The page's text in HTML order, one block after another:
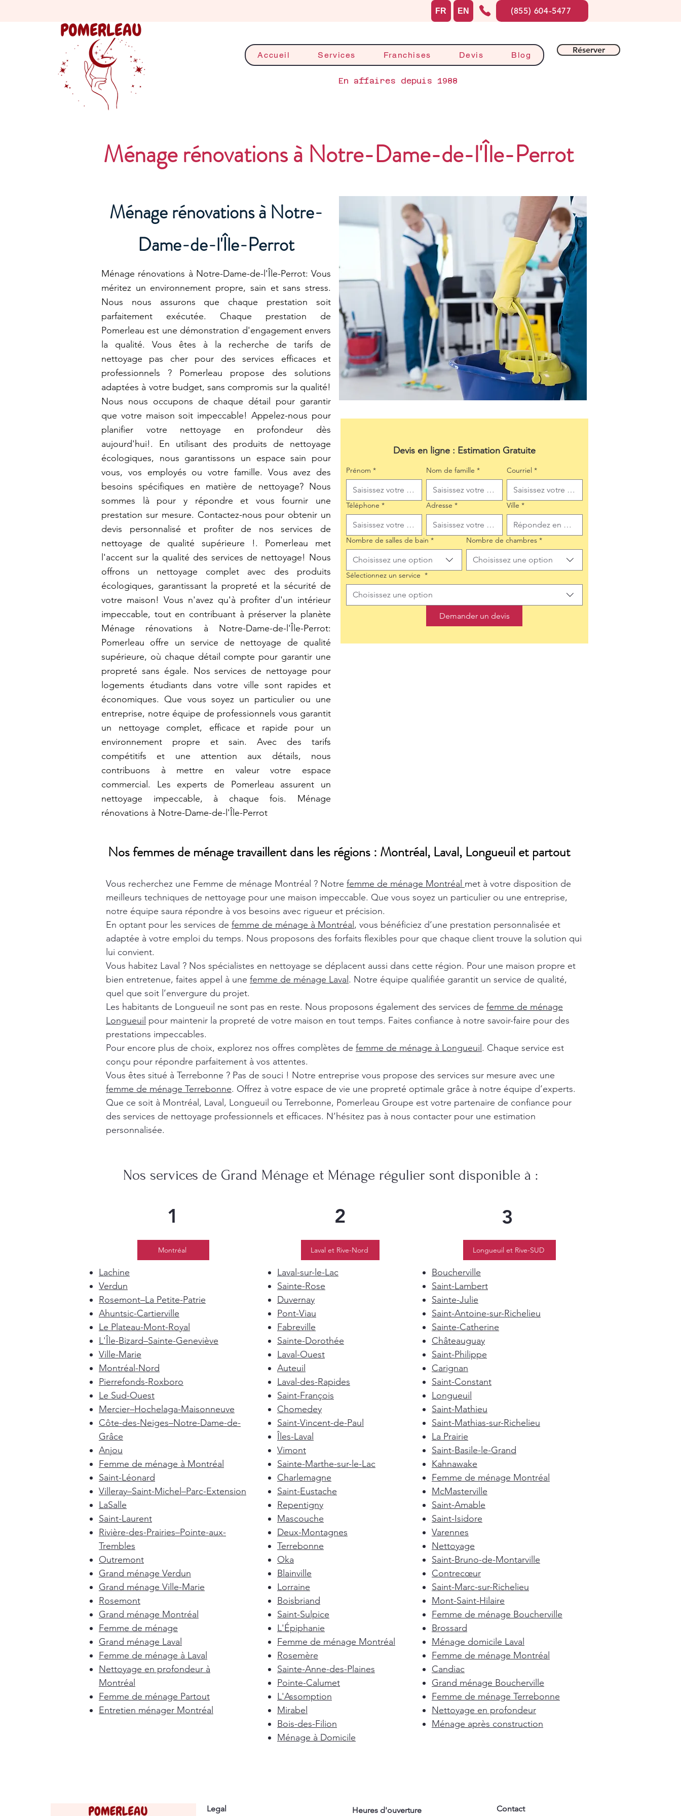
Accueil Services Franchises Devis Blog
Réserver
En affaires depuis 1988
FR EN (855) 604-5477
Ménage rénovations à Notre-Dame-de-l'Île-Perrot
Ménage rénovations à Notre-
Dame-de-l'Île-Perrot
Ménage rénovations à Notre-Dame-de-l'Île-Perrot: Vous
méritez un environnement propre, sain et sans stress.
Nous nous assurons que chaque prestation soit
parfaitement exécutée. Chaque prestation de
Pomerleau est une démonstration d'engagement envers
la qualité. Vous êtes à la recherche de tarifs de
nettoyage pas cher pour des services efficaces et
professionnels ? Pomerleau propose des solutions
adaptées à votre budget, sans compromis sur la qualité!
Nous nous occupons de chaque détail pour garantir
que votre maison soit impeccable! Appelez-nous pour
planifier votre nettoyage en profondeur dès
aujourd'hui!. En utilisant des produits de nettoyage
écologiques, nous garantissons un espace sain pour
vous, vos employés ou votre famille. Vous avez des
besoins spécifiques en matière de nettoyage? Nous
sommes là pour y répondre et vous fournir une
prestation sur mesure. Contactez-nous pour obtenir un
devis personnalisé et profiter de nos services de
nettoyage de qualité supérieure !. Pomerleau met
l'accent sur la qualité des services de nettoyage! Nous
offrons un nettoyage complet avec des produits
écologiques, garantissant la propreté et la sécurité de
votre maison! Vous n'avez qu'à profiter d'un intérieur
impeccable, tout en contribuant à préserver la planète
Ménage rénovations à Notre-Dame-de-l'Île-Perrot:
Pomerleau offre un service de nettoyage de qualité
supérieure, où chaque détail compte pour garantir une
propreté sans égale. Nos services de nettoyage pour
logements étudiants dans votre ville sont rapides et
économiques. Que vous soyez un particulier ou une
entreprise, notre équipe de professionnels vous garantit
un nettoyage complet, efficace et rapide pour un
environnement propre et sain. Avec des tarifs
compétitifs et une attention aux détails, nous
contribuons à mettre en valeur votre espace
commercial. Les experts de Pomerleau assurent un
nettoyage impeccable, à chaque fois. Ménage
rénovations à Notre-Dame-de-l'Île-Perrot
Devis en ligne : Estimation Gratuite
Prénom * Nom de famille * Courriel *
Téléphone * Adresse * Ville *
Nombre de salles de bain *
Choisissez une option
Nombre de chambres *
Choisissez une option
Sélectionnez un service *
Choisissez une option
Demander un devis
Nos femmes de ménage travaillent dans les régions : Montréal, Laval, Longueuil et partout
Vous recherchez une Femme de ménage Montréal ? Notre femme de ménage Montréal met à votre disposition de
meilleurs techniques de nettoyage pour une maison impeccable. Que vous soyez un particulier ou une entreprise,
notre équipe saura répondre à vos besoins avec rigueur et précision.
En optant pour les services de femme de ménage à Montréal , vous bénéficiez d’une prestation personnalisée et
adaptée à votre emploi du temps. Nous proposons des forfaits flexibles pour que chaque client trouve la solution qui
lui convient.
Vous habitez Laval ? Nos spécialistes en nettoyage se déplacent aussi dans cette région. Pour une maison propre et
bien entretenue, faites appel à une femme de ménage Laval . Notre équipe qualifiée garantit un service de qualité,
quel que soit l’envergure du projet.
Les habitants de Longueuil ne sont pas en reste. Nous proposons également des services de femme de ménage
Longueuil pour maintenir la propreté de votre maison en tout temps. Faites confiance à notre savoir-faire pour des
prestations impeccables.
Pour encore plus de choix, explorez nos offres complètes de femme de ménage à Longueuil . Chaque service est
conçu pour répondre parfaitement à vos attentes.
Vous êtes situé à Terrebonne ? Pas de souci ! Notre entreprise vous propose des services sur mesure avec une
femme de ménage Terrebonne. Offrez à votre espace de vie une propreté optimale grâce à notre équipe d’experts.
Que ce soit à Montréal, Laval, Longueuil ou Terrebonne, Pomerleau Groupe est votre partenaire de confiance pour
des services de nettoyage professionnels et efficaces. N’hésitez pas à nous contacter pour une estimation
personnalisée.
Nos services de Grand Ménage et Ménage régulier sont disponible à :
1
Montréal
Lachine
Verdun
Rosemont–La Petite-Patrie
Ahuntsic-Cartierville
Le Plateau-Mont-Royal
L'Île-Bizard–Sainte-Geneviève
Ville-Marie
Montréal-Nord
Pierrefonds-Roxboro
Le Sud-Ouest
Mercier–Hochelaga-Maisonneuve
Côte-des-Neiges–Notre-Dame-de-
Grâce
Anjou
Femme de ménage à Montréal
Saint-Léonard
Villeray–Saint-Michel–Parc-Extension
LaSalle
Saint-Laurent
Rivière-des-Prairies–Pointe-aux-
Trembles
Outremont
Grand ménage Verdun
Grand ménage Ville-Marie
Rosemont
Grand ménage Montréal
Femme de ménage
Grand ménage Laval
Femme de ménage à Laval
Nettoyage en profondeur à
Montréal
Femme de ménage Partout
Entretien ménager Montréal
2
Laval et Rive-Nord
Laval-sur-le-Lac
Sainte-Rose
Duvernay
Pont-Viau
Fabreville
Sainte-Dorothée
Laval-Ouest
Auteuil
Laval-des-Rapides
Saint-François
Chomedey
Saint-Vincent-de-Paul
Îles-Laval
Vimont
Sainte-Marthe-sur-le-Lac
Charlemagne
Saint-Eustache
Repentigny
Mascouche
Deux-Montagnes
Terrebonne
Oka
Blainville
Lorraine
Boisbriand
Saint-Sulpice
L'Épiphanie
Femme de ménage Montréal
Rosemère
Sainte-Anne-des-Plaines
Pointe-Calumet
L'Assomption
Mirabel
Bois-des-Filion
Ménage à Domicile
3
Longueuil et Rive-SUD
Boucherville
Saint-Lambert
Sainte-Julie
Saint-Antoine-sur-Richelieu
Sainte-Catherine
Châteauguay
Saint-Philippe
Carignan
Saint-Constant
Longueuil
Saint-Mathieu
Saint-Mathias-sur-Richelieu
La Prairie
Saint-Basile-le-Grand
Kahnawake
Femme de ménage Montréal
McMasterville
Saint-Amable
Saint-Isidore
Varennes
Nettoyage
Saint-Bruno-de-Montarville
Contrecœur
Saint-Marc-sur-Richelieu
Mont-Saint-Hilaire
Femme de ménage Boucherville
Brossard
Ménage domicile Laval
Femme de ménage Montréal
Candiac
Grand ménage Boucherville
Femme de ménage Terrebonne
Nettoyage en profondeur
Ménage après construction
Legal Heures d'ouverture Contact